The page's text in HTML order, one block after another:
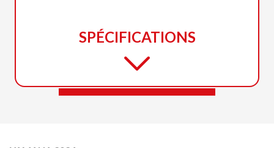
SPÉCIFICATIONS